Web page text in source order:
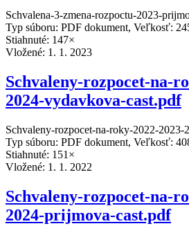
Schvalena-3-zmena-rozpoctu-2023-
Typ súboru: PDF dokument, Veľkosť:
Stiahnuté: 147×
Vložené: 1. 1. 2023
Schvaleny-rozpocet-na-
2024-vydavkova-cast.pdf
Schvaleny-rozpocet-na-roky-2022-
Typ súboru: PDF dokument, Veľkosť:
Stiahnuté: 151×
Vložené: 1. 1. 2022
Schvaleny-rozpocet-na-
2024-prijmova-cast.pdf